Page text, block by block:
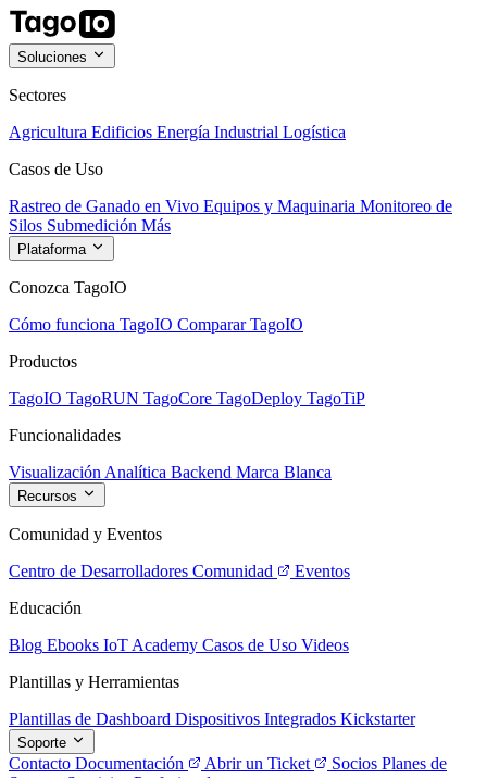
Soluciones
Sectores
Agricultura Edificios Energía Industrial Logística
Casos de Uso
Rastreo de Ganado en Vivo Equipos y Maquinaria Monitoreo de
Silos Submedición Más
Plataforma
Conozca TagoIO
Cómo funciona TagoIO Comparar TagoIO
Productos
TagoIO TagoRUN TagoCore TagoDeploy TagoTiP
Funcionalidades
Visualización Analítica Backend Marca Blanca
Recursos
Comunidad y Eventos
Centro de Desarrolladores Comunidad
Eventos
Educación
Blog Ebooks IoT Academy Casos de Uso Videos
Plantillas y Herramientas
Plantillas de Dashboard Dispositivos Integrados Kickstarter
Soporte
Contacto Documentación Abrir un Ticket Socios Planes de